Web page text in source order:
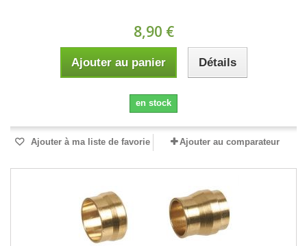
8,90 €
Ajouter au panier Détails
en stock
Ajouter à ma liste de favorie Ajouter au comparateur